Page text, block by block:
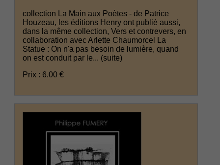
collection La Main aux Poètes - de Patrice
Houzeau, les éditions Henry ont publié aussi,
dans la même collection, Vers et contrevers, en
collaboration avec Arlette Chaumorcel La
Statue : On n'a pas besoin de lumière, quand
on est conduit par le... (suite)
Prix : 6.00 €